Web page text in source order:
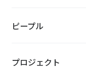
ピープル
プロジェクト